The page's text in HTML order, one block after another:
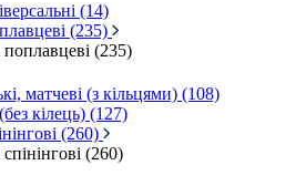
(14)
(235)
(235)
матчеві (з кільцями) (108)
кілець) (127)
(260)
(260)